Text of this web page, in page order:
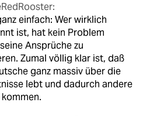
einfach: Wer wirklich
ist, hat kein Problem
Ansprüche zu
Zumal völlig klar ist, daß
ganz massiv über die
lebt und dadurch andere
kommen.